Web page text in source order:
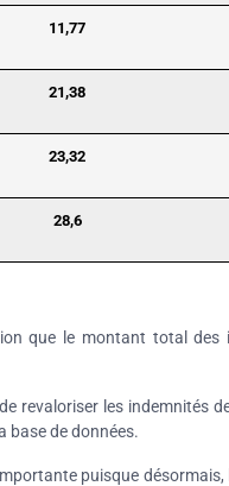
11,77
21,38
23,32
28,6
que le montant total des
revaloriser les indemnités
base de données.
puisque désormais,